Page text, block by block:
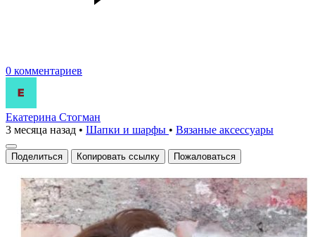
0 комментариев
Екатерина Стогман
3 месяца назад • Шапки и шарфы • Вязаные аксесcуары
Поделиться Копировать ссылку Пожаловаться